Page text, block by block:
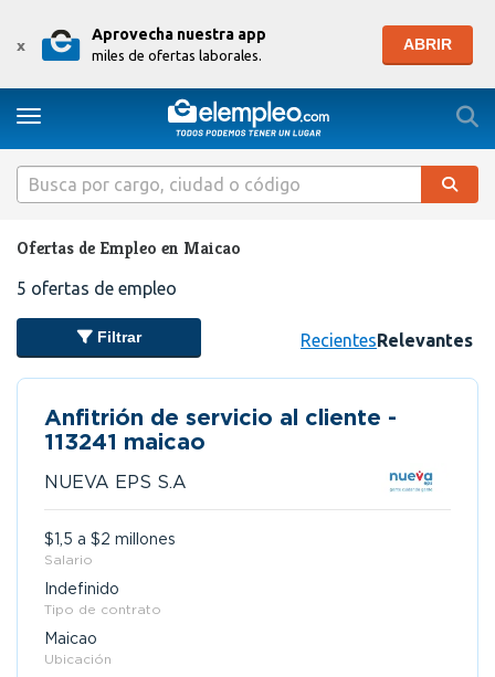
x
Aprovecha nuestra app
miles de ofertas laborales.
ABRIR
Toggle navigation
Ofertas de Empleo en Maicao
5 ofertas de empleo
Filtrar RecientesRelevantes
Anfitrión de servicio al cliente -
113241 maicao
NUEVA EPS S.A
$1,5 a $2 millones
Salario
Indefinido
Tipo de contrato
Maicao
Ubicación